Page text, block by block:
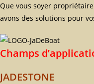
Que vous soyer
avons des solutions pour
Champs
JADESTONE